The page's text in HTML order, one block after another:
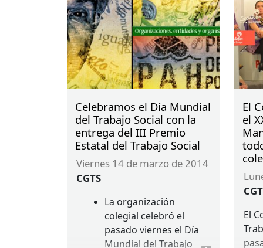
consigue el tercer
premio con la foto
‘Coge mi mano’.
Celebramos el Día Mundial
del Trabajo Social con la
entrega del III Premio
Estatal del Trabajo Social
viernes 14 de marzo de 2014
CGTS
La organización
colegial celebró el
pasado viernes el Día
Mundial del Trabajo
El
el
El